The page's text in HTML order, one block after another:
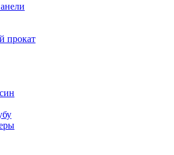
прокат